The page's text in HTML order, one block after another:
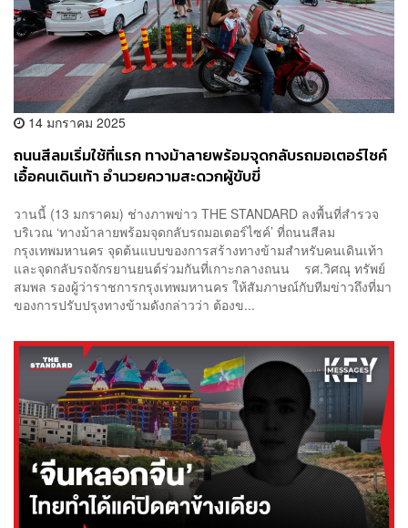
14 มกราคม 2025
ถนนสีลมเริ่มใช้ที่แรก ทางม้าลายพร้อมจุดกลับรถมอเตอร์ไซค์
เอื้อคนเดินเท้า อำนวยความสะดวกผู้ขับขี่
วานนี้ (13 มกราคม) ช่างภาพข่าว THE STANDARD ลงพื้นที่สำรวจ
บริเวณ ‘ทางม้าลายพร้อมจุดกลับรถมอเตอร์ไซค์’ ที่ถนนสีลม
กรุงเทพมหานคร จุดต้นแบบของการสร้างทางข้ามสำหรับคนเดินเท้า
และจุดกลับรถจักรยานยนต์ร่วมกันที่เกาะกลางถนน รศ.วิศณุ ทรัพย์
สมพล รองผู้ว่าราชการกรุงเทพมหานคร ให้สัมภาษณ์กับทีมข่าวถึงที่มา
ของการปรับปรุงทางข้ามดังกล่าวว่า ต้องข...